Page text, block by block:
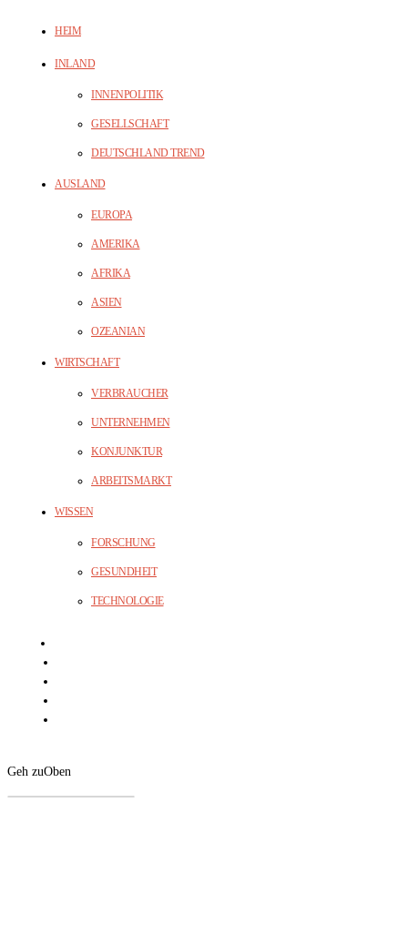
HEIM
INLAND
INNENPOLITIK
GESELLSCHAFT
DEUTSCHLAND TREND
AUSLAND
EUROPA
AMERIKA
AFRIKA
ASIEN
OZEANIAN
WIRTSCHAFT
VERBRAUCHER
UNTERNEHMEN
KONJUNKTUR
ARBEITSMARKT
WISSEN
FORSCHUNG
GESUNDHEIT
TECHNOLOGIE
Geh zuOben